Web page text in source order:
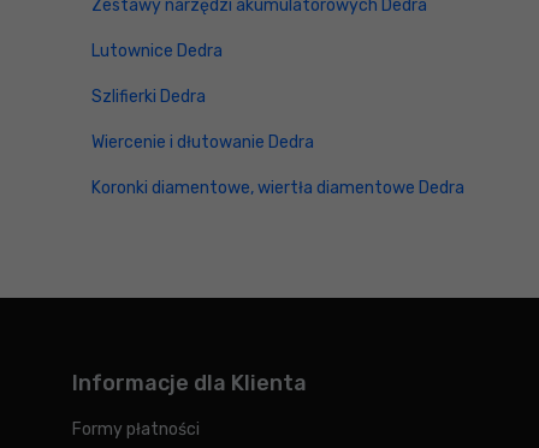
Zestawy narzędzi akumulatorówych Dedra
Lutownice Dedra
Szlifierki Dedra
Wiercenie i dłutowanie Dedra
Koronki diamentowe, wiertła diamentowe Dedra
Informacje dla Klienta
Formy płatności